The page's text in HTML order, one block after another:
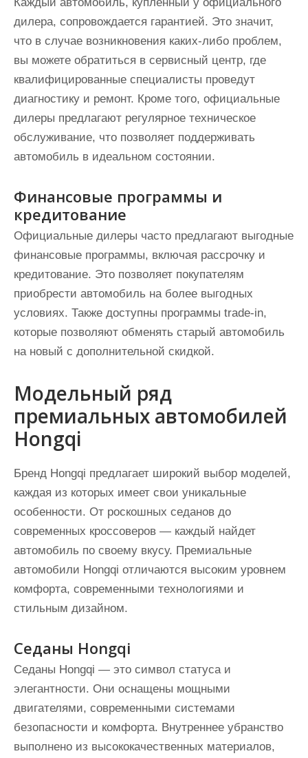
дилера, сопровождается гарантией. Это значит,
что в случае возникновения каких-либо проблем,
вы можете обратиться в сервисный центр, где
квалифицированные специалисты проведут
диагностику и ремонт. Кроме того, официальные
дилеры предлагают регулярное техническое
обслуживание, что позволяет поддерживать
автомобиль в идеальном состоянии.
Финансовые программы и
кредитование
Официальные дилеры часто предлагают выгодные
финансовые программы, включая рассрочку и
кредитование. Это позволяет покупателям
приобрести автомобиль на более выгодных
условиях. Также доступны программы trade-in,
которые позволяют обменять старый автомобиль
на новый с дополнительной скидкой.
Модельный ряд
премиальных автомобилей
Hongqi
Бренд Hongqi предлагает широкий выбор моделей,
каждая из которых имеет свои уникальные
особенности. От роскошных седанов до
современных кроссоверов — каждый найдет
автомобиль по своему вкусу. Премиальные
автомобили Hongqi отличаются высоким уровнем
комфорта, современными технологиями и
стильным дизайном.
Седаны Hongqi
Седаны Hongqi — это символ статуса и
элегантности. Они оснащены мощными
двигателями, современными системами
безопасности и комфорта. Внутреннее убранство
выполнено из высококачественных материалов,